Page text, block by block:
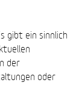
gibt ein sinnlich
der
oder